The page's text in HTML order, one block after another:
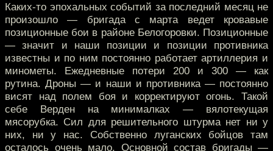
Каких-то эпохальных событий за последний месяц не
произошло — бригада с марта ведет кровавые
позиционные бои в районе Белогоровки. Позиционные
— значит и наши позиции и позиции противника
известны и по ним постоянно работает артиллерия и
минометы. Ежедневные потери 200 и 300 — как
рутина. Дроны — и наши и противника — постоянно
висят над полем боя и корректируют огонь. Такой
себе Верден на минималках — вялотекущая
мясорубка. Сил для решительного штурма нет ни у
них, ни у нас. Собственно луганских бойцов там
осталось очень мало. Основной состав бригады —